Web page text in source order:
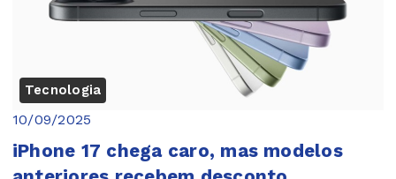
Tecnologia
10/09/2025
iPhone 17 chega caro, mas modelos